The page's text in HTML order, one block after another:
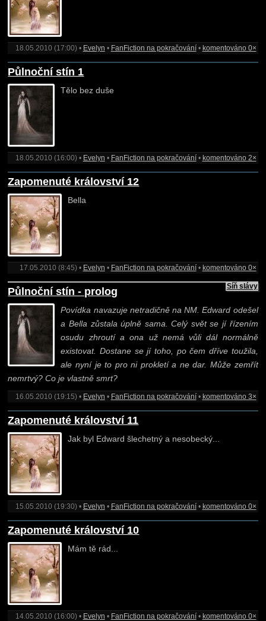
18.05.2010 (17:00) • Evelyn • FanFiction na pokračování• komentováno 0×
Půlnoční stín 1
Tělo bez duše
18.05.2010 (16:00) • Evelyn • FanFiction na pokračování• komentováno 2×
Zapomenuté království 12
Bella
17.05.2010 (8:45) • Evelyn • FanFiction na pokračování• komentováno 0×
Síň slávy
Půlnoční stín - prolog
Povídka navazuje netradičně na NM. Edward odešel
a Bella zůstala úplně sama. Celý svět se jí řízením
osudu zhroutí a ona už nemá vůli dál normálně
existovat. Dostane se jí toho, po čem dříve toužila,
ale nyní je to pro ni prokletí a ne dar. Může zemřít
nemrtvý? Co je vlastně smrt?
16.05.2010 (19:15) • Evelyn • FanFiction na pokračování• komentováno 3×
Zapomenuté království 11
Jak byl Edward šlechetný a nesobecký...
15.05.2010 (19:30) • Evelyn • FanFiction na pokračování• komentováno 0×
Zapomenuté království 10
Mám tě rád...
14.05.2010 (16:00) • Evelyn • FanFiction na pokračování• komentováno 0×